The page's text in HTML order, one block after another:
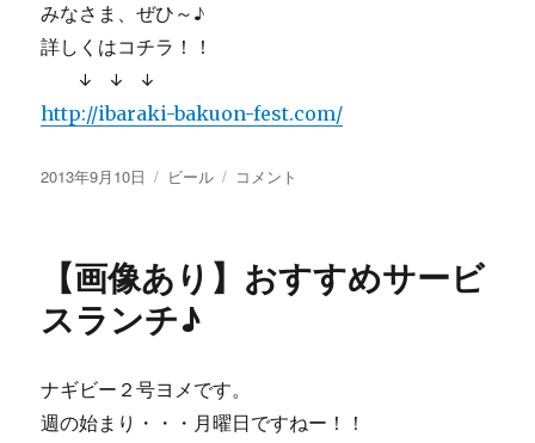
みなさま、ぜひ～♪
詳しくはコチラ！！
↓ ↓ ↓
http://ibaraki-bakuon-fest.com/
投
2013年9月10日
カ
ー
ビール
【画
茨
木
ェ
ス
コメント
【画像あり】おすすめサービ
スランチ♪
ナギビー２号ヨメです。
週の始まり・・・月曜日ですねー！！